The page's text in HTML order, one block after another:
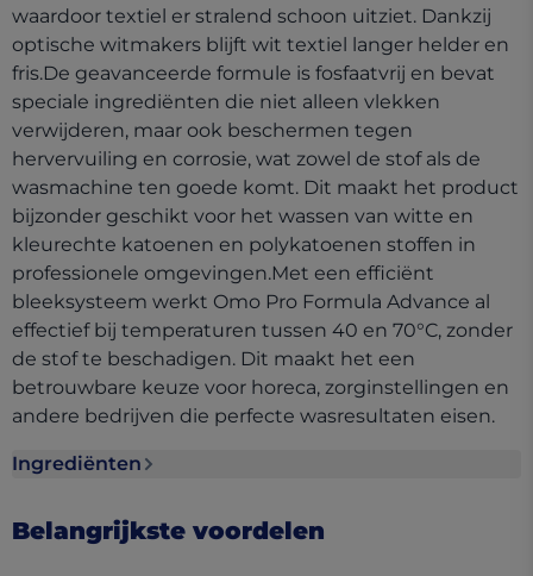
waardoor textiel er stralend schoon uitziet. Dankzij
optische witmakers blijft wit textiel langer helder en
fris.De geavanceerde formule is fosfaatvrij en bevat
speciale ingrediënten die niet alleen vlekken
verwijderen, maar ook beschermen tegen
hervervuiling en corrosie, wat zowel de stof als de
wasmachine ten goede komt. Dit maakt het product
bijzonder geschikt voor het wassen van witte en
kleurechte katoenen en polykatoenen stoffen in
professionele omgevingen.Met een efficiënt
bleeksysteem werkt Omo Pro Formula Advance al
effectief bij temperaturen tussen 40 en 70°C, zonder
de stof te beschadigen. Dit maakt het een
betrouwbare keuze voor horeca, zorginstellingen en
andere bedrijven die perfecte wasresultaten eisen.
Ingrediënten
Belangrijkste voordelen